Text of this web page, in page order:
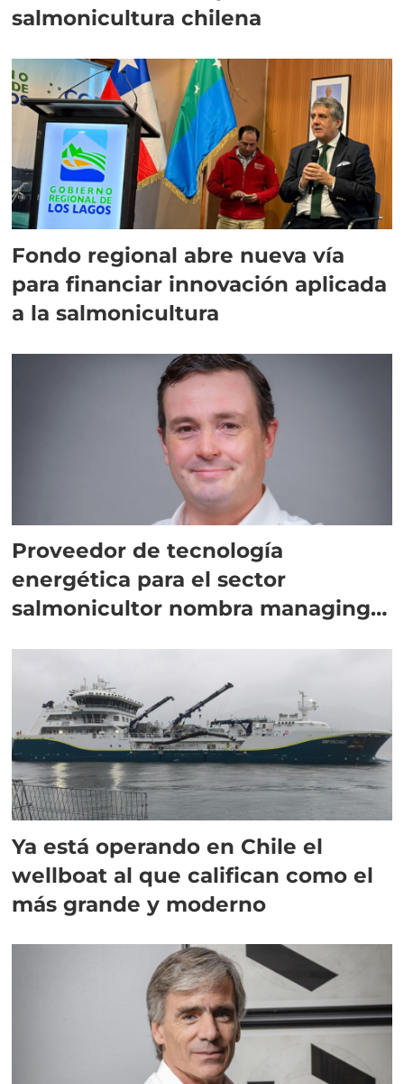
salmonicultura chilena
Fondo regional abre nueva vía
para financiar innovación aplicada
a la salmonicultura
Proveedor de tecnología
energética para el sector
salmonicultor nombra managing
Ya está operando en Chile el
wellboat al que califican como el
más grande y moderno